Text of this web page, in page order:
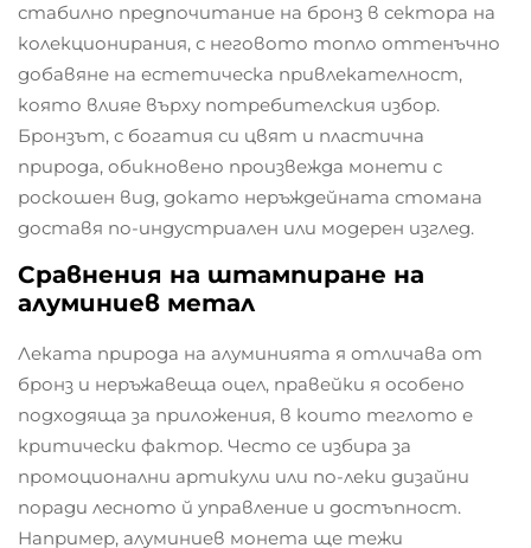
стабилно предпочитание на бронз в сектора на
колекционирания, с неговото топло оттенъчно
добавяне на естетическа привлекателност,
която влияе върху потребителския избор.
Бронзът, с богатия си цвят и пластична
природа, обикновено произвежда монети с
роскошен вид, докато неръждейната стомана
доставя по-индустриален или модерен изглед.
Сравнения на штампиране на
алуминиев метал
Леката природа на алуминията я отличава от
бронз и неръжавеща оцел, правейки я особено
подходяща за приложения, в които теглото е
критически фактор. Често се избира за
промоционални артикули или по-леки дизайни
поради лесното й управление и достъпност.
Например, алуминиев монета ще тежи